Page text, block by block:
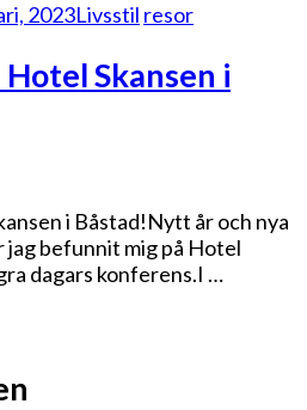
2023Livsstil resor
Skansen i
i Båstad!Nytt år och nya
befunnit mig på Hotel
dagars konferens.I …